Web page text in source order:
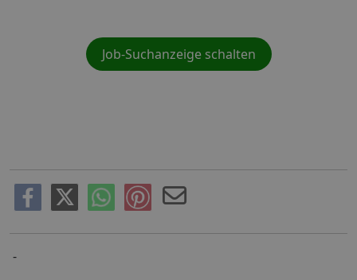
Job-Suchanzeige schalten
-